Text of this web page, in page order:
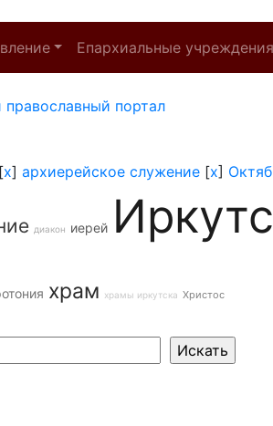
Епархиальные учреждения
православный портал
[x] архиерейское служение [x]
диакон иерей
храм храмы иркутска Христос